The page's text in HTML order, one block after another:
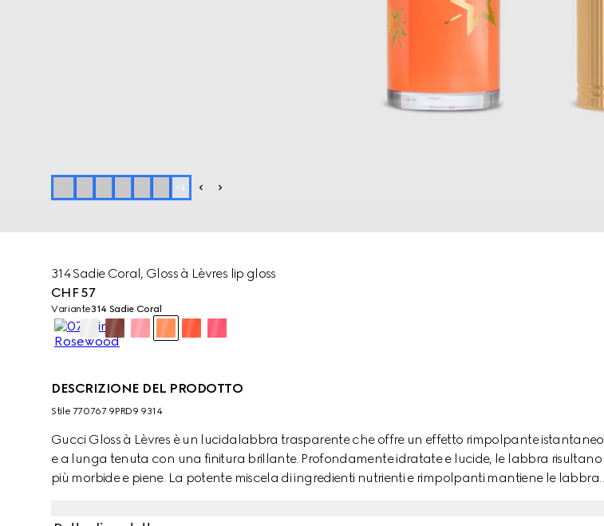
+ 4
314 Sadie Coral, Gloss à Lèvres lip gloss
CHF 57
Variante314 Sadie Coral
DESCRIZIONE DEL PRODOTTO
Stile ‎770767 9PRD9 9314
Gucci Gloss à Lèvres è un lucidalabbra trasparente che offre un effetto rimpolpante istantaneo
e a lunga tenuta con una finitura brillante. Profondamente idratate e lucide, le labbra risultano
più morbide e piene. La potente miscela di ingredienti nutrienti e rimpolpanti mantiene le labbra